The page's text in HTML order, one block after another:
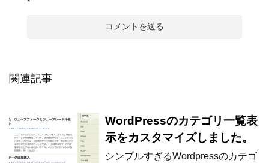
関連記事
WordPressのカテゴリ一覧表
示をカスタマイズしました。
シンプルすぎるWordpressのカテゴ